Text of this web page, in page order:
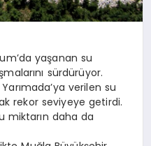
yaşanan su
sürdürüyor.
verilen su
rekor seviyeye getirdi.
miktarın daha da